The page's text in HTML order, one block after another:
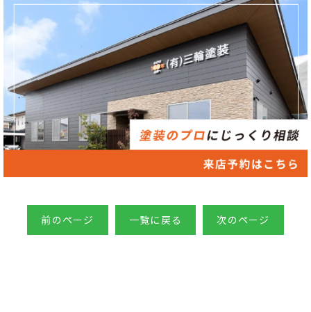
前のページ 一覧に戻る 次のページ